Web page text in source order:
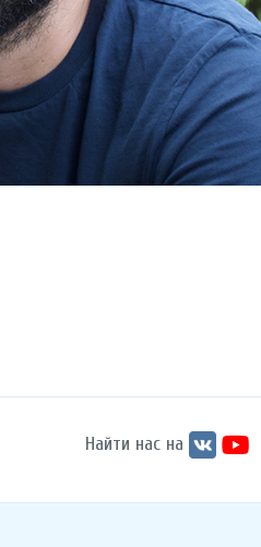
Найти нас на